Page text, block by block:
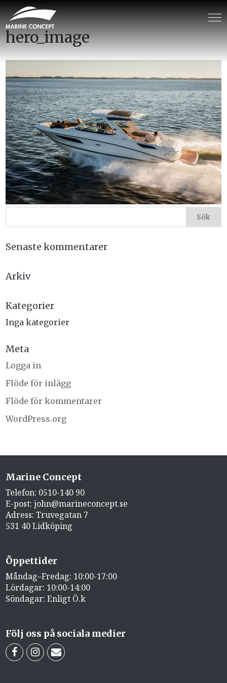
hero_image
Senaste kommentarer
Arkiv
Kategorier
Inga kategorier
Meta
Logga in
Flöde för inlägg
Flöde för kommentarer
WordPress.org
Marine Concept
Telefon: 0510-140 90
E-post:john@marineconcept.se
Adress: Truvegatan 7
531 40 Lidköping
Öppettider
Måndag–Fredag: 10:00-17:00
Lördagar: 10:00-14:00
Söndagar: Enligt Ö.k
Följ oss på sociala medier